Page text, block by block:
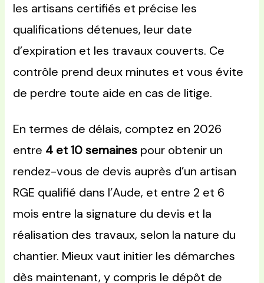
les artisans certifiés et précise les
qualifications détenues, leur date
d’expiration et les travaux couverts. Ce
contrôle prend deux minutes et vous évite
de perdre toute aide en cas de litige.
En termes de délais, comptez en 2026
entre 4 et 10 semaines pour obtenir un
rendez-vous de devis auprès d’un artisan
RGE qualifié dans l’Aude, et entre 2 et 6
mois entre la signature du devis et la
réalisation des travaux, selon la nature du
chantier. Mieux vaut initier les démarches
dès maintenant, y compris le dépôt de